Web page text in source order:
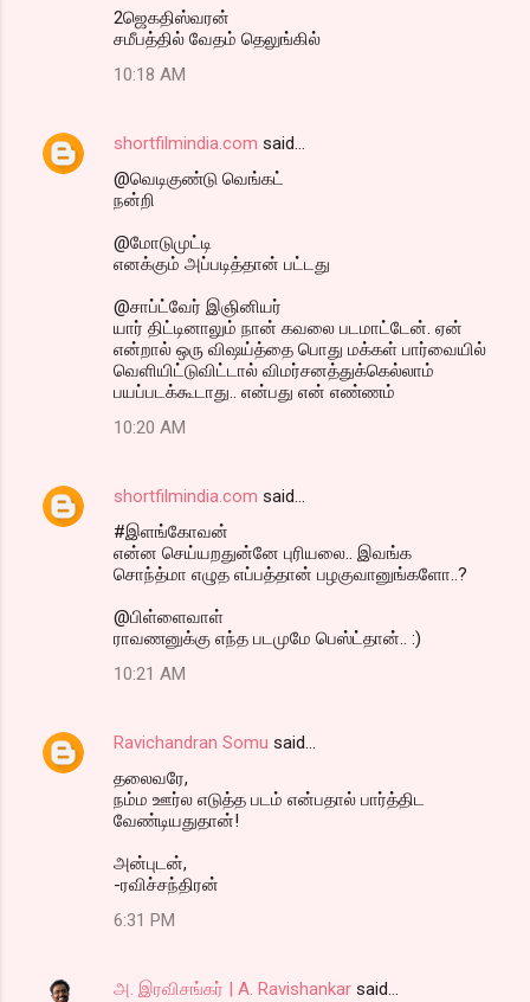
2ஜெகதிஸ்வரன்
சமீபத்தில் வேதம் தெலுங்கில்
10:18 AM
shortfilmindia.com said…
@வெடிகுண்டு வெங்கட்
நன்றி
@மோடுமுட்டி
எனக்கும் அப்படித்தான் பட்டது
@சாப்ட்வேர் இஞினியர்
யார் திட்டினாலும் நான் கவலை படமாட்டேன். ஏன்
என்றால் ஒரு விஷய்த்தை பொது மக்கள் பார்வையில்
வெளியிட்டுவிட்டால் விமர்சனத்துக்கெல்லாம்
பயப்படக்கூடாது.. என்பது என் எண்ணம்
10:20 AM
shortfilmindia.com said…
#இளங்கோவன்
என்ன செய்யறதுன்னே புரியலை.. இவங்க
சொந்த்மா எழுத எப்பத்தான் பழகுவானுங்களோ..?
@பிள்ளைவாள்
ராவணனுக்கு எந்த படமுமே பெஸ்ட்தான்.. :)
10:21 AM
Ravichandran Somu said…
தலைவரே,
நம்ம ஊர்ல எடுத்த படம் என்பதால் பார்த்திட
வேண்டியதுதான்!
அன்புடன்,
-ரவிச்சந்திரன்
6:31 PM
அ. இரவிசங்கர் | A. Ravishankar said…